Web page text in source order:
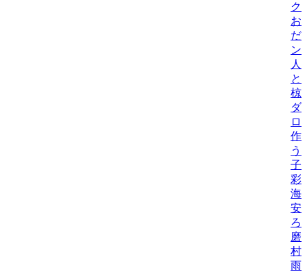
ク
お
だ
ン
人
と
椋
ダ
ロ
作
う
子/
彩
海
安
ろ
磨
村
雨